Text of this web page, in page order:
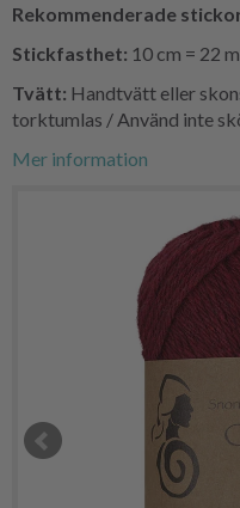
Rekommenderade
Stickfasthet: 10 cm = 22 m
Tvätt: Handtvätt eller
torktumlas / Använd inte
Mer information